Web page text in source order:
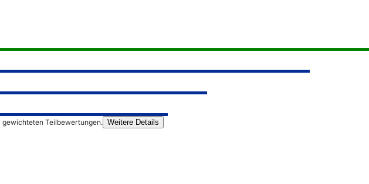
Teilbewertungen. Weitere Details